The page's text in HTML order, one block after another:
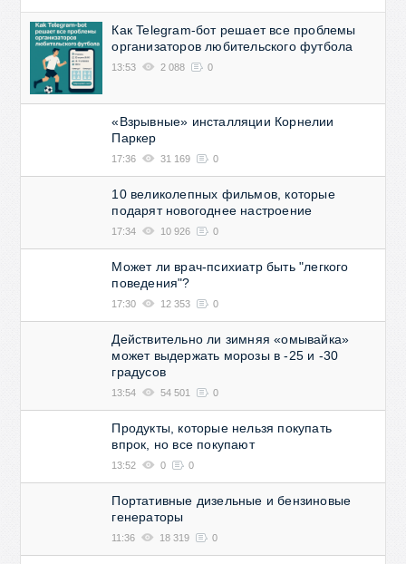
Как Telegram-бот решает все проблемы
организаторов любительского футбола
13:53 2 088 0
«Взрывные» инсталляции Корнелии
Паркер
17:36 31 169 0
10 великолепных фильмов, которые
подарят новогоднее настроение
17:34 10 926 0
Может ли врач-психиатр быть "легкого
поведения"?
17:30 12 353 0
Действительно ли зимняя «омывайка»
может выдержать морозы в -25 и -30
градусов
13:54 54 501 0
Продукты, которые нельзя покупать
впрок, но все покупают
13:52 0 0
Портативные дизельные и бензиновые
генераторы
11:36 18 319 0